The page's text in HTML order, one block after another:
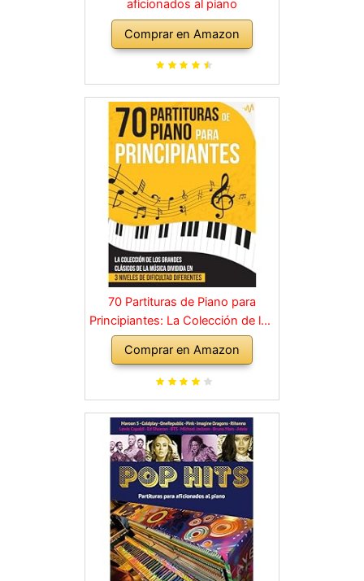
aficionados al piano
Comprar en Amazon
70 Partituras de Piano para
Principiantes: La Colección de los
Grandes Clásicos de la Música
dividida en 3 Niveles de dificultad
diferentes
Comprar en Amazon